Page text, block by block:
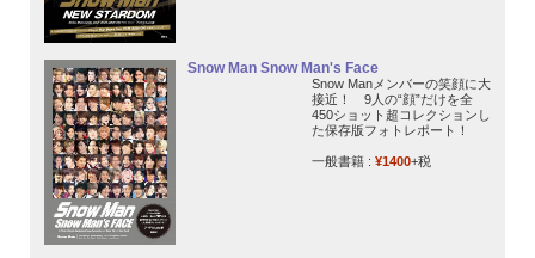
Snow Man Snow Man's Face
Snow Manメンバーの笑顔に大
接近！ 9人の“顔”だけを全
450ショット超コレクションし
た保存版フォトレポート！
一般書籍 : ¥1400+税